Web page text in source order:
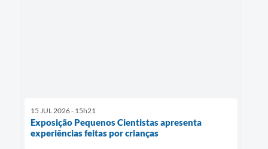
15 JUL 2026 - 15h21
Exposição Pequenos Cientistas apresenta
experiências feitas por crianças